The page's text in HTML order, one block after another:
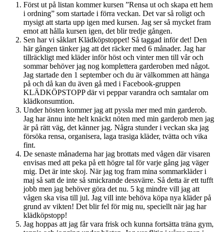
Först ut på listan kommer kursen ”Rensa ut och skapa ett hem
i ordning” som startade i förra veckan. Det var så roligt och
mysigt att starta upp igen med kursen. Jag ser så mycket fram
emot att hålla kursen igen, det blir tredje gången.
Sen har vi såklart Klädköpstoppet! Så taggad inför det! Den
här gången tänker jag att det räcker med 6 månader. Jag har
tillräckligt med kläder inför höst och vinter men till vår och
sommar behöver jag nog komplettera garderoben med något.
Jag startade den 1 september och du är välkommen att hänga
på och då kan du även gå med i Facebook-gruppen
KLÄDKÖPSTOPP där vi peppar varandra och samtalar om
klädkonsumtion.
Under hösten kommer jag att pyssla mer med min garderob.
Jag har ännu inte helt knäckt nöten med min garderob men jag
är på rätt väg, det känner jag. Några stunder i veckan ska jag
försöka rensa, organisera, laga trasiga kläder, tvätta och vika
fint.
De senaste månaderna har jag brottats med vågen där visaren
envisas med att peka på ett högre tal för varje gång jag väger
mig. Det är inte skoj. När jag tog fram mina sommarkläder i
maj så satt de inte så smickrande dessvärre. Så detta är ett tufft
jobb men jag behöver göra det nu. 5 kg mindre vill jag att
vågen ska visa till jul. Jag vill inte behöva köpa nya kläder på
grund av vikten! Det blir fel för mig nu, speciellt när jag har
klädköpstopp!
Jag hoppas att jag får vara frisk och kunna fortsätta träna gym,